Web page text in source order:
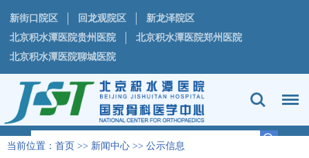
新街口院区 回龙观院区
新龙泽院区
北京积水潭医院贵州医院
北京积水潭医院郑州医院
北京积水潭医院聊城医院
当前位置： 首页 >> 新闻中心 >> 公示信息